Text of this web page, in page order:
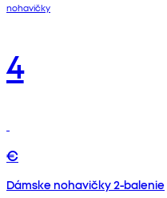
nohavičky
4
€
Dámske nohavičky 2-balenie